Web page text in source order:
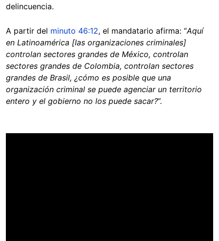
delincuencia.
A partir del minuto 46:12, el mandatario afirma: “Aquí
en Latinoamérica [las organizaciones criminales]
controlan sectores grandes de México, controlan
sectores grandes de Colombia, controlan sectores
grandes de Brasil, ¿cómo es posible que una
organización criminal se puede agenciar un territorio
entero y el gobierno no los puede sacar?”.